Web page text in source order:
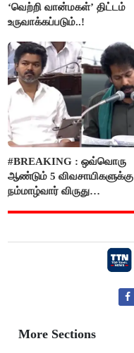
‘வெற்றி வான்மகள்’ திட்டம்
உருவாக்கப்படும்..!
#BREAKING : ஒவ்வொரு
ஆண்டும் 5 விவசாயிகளுக்கு
நம்மாழ்வார் விருது
More Sections